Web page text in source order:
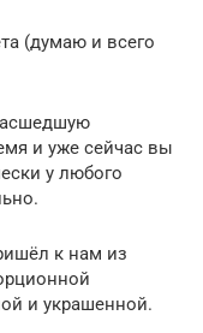
(думаю и всего
и уже сейчас вы
у любого
к нам из
и украшенной.